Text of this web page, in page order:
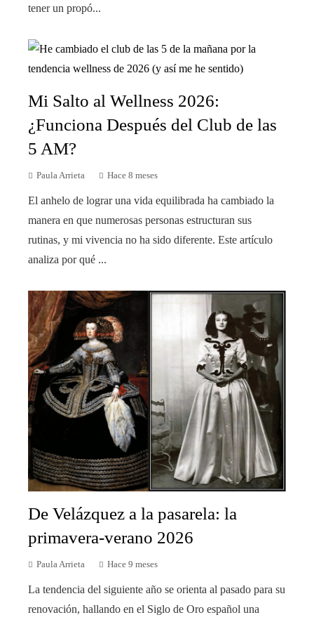
tener un propó...
Mi Salto al Wellness 2026:
¿Funciona Después del Club de las
5 AM?
Paula Arrieta Hace 8 meses
El anhelo de lograr una vida equilibrada ha cambiado la
manera en que numerosas personas estructuran sus
rutinas, y mi vivencia no ha sido diferente. Este artículo
analiza por qué ...
De Velázquez a la pasarela: la
primavera-verano 2026
Paula Arrieta Hace 9 meses
La tendencia del siguiente año se orienta al pasado para su
renovación, hallando en el Siglo de Oro español una